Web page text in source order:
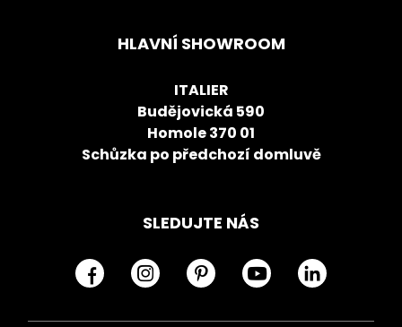
HLAVNÍ SHOWROOM
ITALIER
Budějovická 590
Homole 370 01
Schůzka po předchozí domluvě
SLEDUJTE NÁS